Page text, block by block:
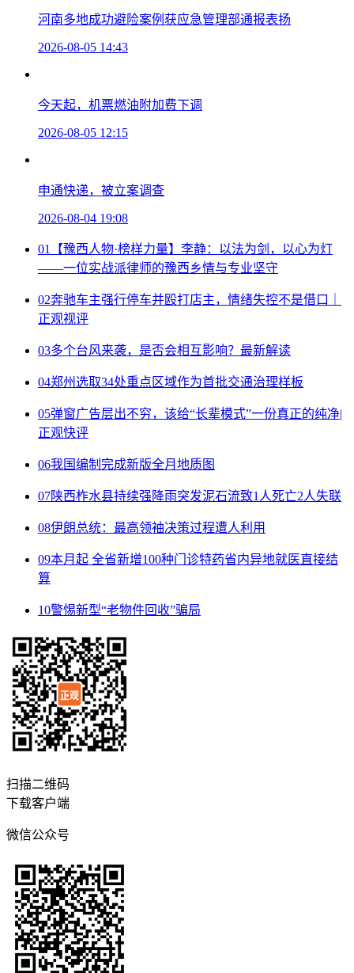
河南多地成功避险案例获应急管理部通报表扬
2026-08-05 14:43
今天起，机票燃油附加费下调
2026-08-05 12:15
申通快递，被立案调查
2026-08-04 19:08
01
【豫西人物·榜样力量】李静：以法为剑，以心为灯
——一位实战派律师的豫西乡情与专业坚守
02奔驰车主强行停车并殴打店主，情绪失控不是借口｜
正观视评
03多个台风来袭，是否会相互影响？最新解读
04郑州选取34处重点区域作为首批交通治理样板
05弹窗广告层出不穷，该给“长辈模式”一份真正的纯净|
正观快评
06我国编制完成新版全月地质图
07陕西柞水县持续强降雨突发泥石流致1人死亡2人失联
08伊朗总统：最高领袖决策过程遭人利用
09本月起 全省新增100种门诊特药省内异地就医直接结
算
10警惕新型“老物件回收”骗局
扫描二维码
下载客户端
微信公众号